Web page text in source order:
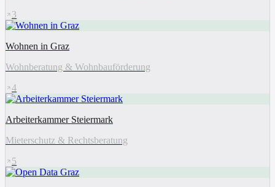
3
Wohnen in Graz
Wohnberatung & Wohnbauförderung
4
Arbeiterkammer Steiermark
Mieterschutz & Rechtsberatung
5